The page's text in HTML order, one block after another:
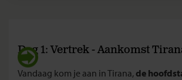
Dag 1: Vertrek - Aankomst
Vandaag kom je aan in Tirana, de